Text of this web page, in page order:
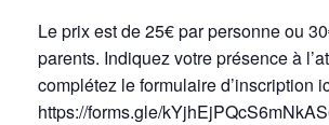
Le prix est de 25€ par personne ou
parents. Indiquez votre présence à
complétez le formulaire d’inscription
https://forms.gle/